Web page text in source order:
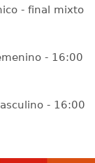
- final mixto
- 16:00
- 16:00